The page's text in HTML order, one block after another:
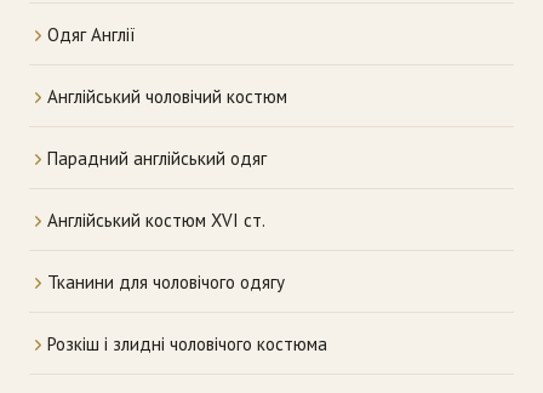
Одяг Англії
Англійський чоловічий костюм
Парадний англійський одяг
Англійський костюм XVI ст.
Тканини для чоловічого одягу
Розкіш і злидні чоловічого костюма